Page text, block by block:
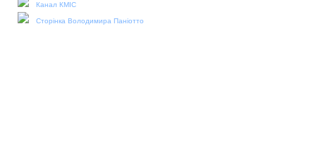
Канал КМІС
Сторінка Володимира Паніотто